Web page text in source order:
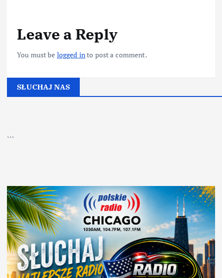
Leave a Reply
You must be logged into post a comment.
SŁUCHAJ NAS
```